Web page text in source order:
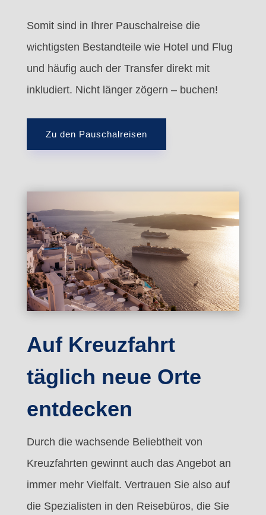
Somit sind in Ihrer Pauschalreise die
wichtigsten Bestandteile wie Hotel und Flug
und häufig auch der Transfer direkt mit
inkludiert. Nicht länger zögern – buchen!
Zu den Pauschalreisen
Auf Kreuzfahrt
täglich neue Orte
entdecken
Durch die wachsende Beliebtheit von
Kreuzfahrten gewinnt auch das Angebot an
immer mehr Vielfalt. Vertrauen Sie also auf
die Spezialisten in den Reisebüros, die Sie